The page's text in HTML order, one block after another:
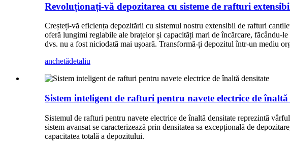
Revoluționați-vă depozitarea cu sisteme de rafturi
Creșteți-vă eficiența depozitării cu sistemul nostru extensibil de rafturi
oferă lungimi reglabile ale brațelor și capacități mari de încărcare, făcându-
dvs. nu a fost niciodată mai ușoară. Transformă-ți depozitul într-un mediu
anchetădetaliu
Sistem inteligent de rafturi pentru navete electrice de înaltă
Sistemul de rafturi pentru navete electrice de înaltă densitate reprezintă
sistem avansat se caracterizează prin densitatea sa excepțională de
capacitatea totală a depozitului.